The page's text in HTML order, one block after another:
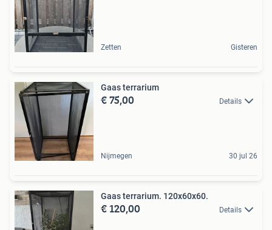
Zetten Gisteren
Gaas terrarium
€ 75,00 Details
Nijmegen 30 jul 26
Gaas terrarium. 120x60x60.
€ 120,00 Details